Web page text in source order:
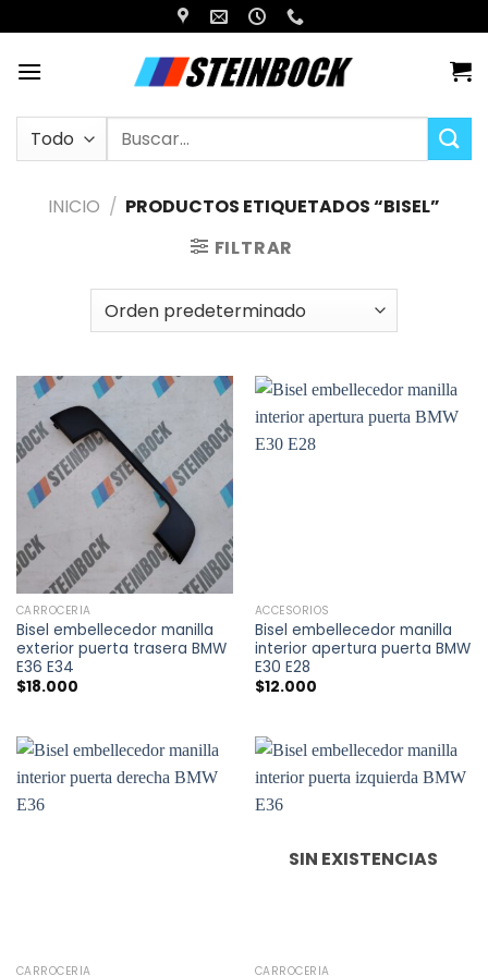
al
contenido
Buscar
INICIO / PRODUCTOS ETIQUETADOS “BISEL”
FILTRAR
CARROCERÍA
Bisel embellecedor manilla
exterior puerta trasera BMW
E36 E34
$18.000
ACCESORIOS
Bisel embellecedor manilla
interior apertura puerta BMW
E30 E28
$12.000
CARROCERÍA
SIN EXISTENCIAS
CARROCERÍA